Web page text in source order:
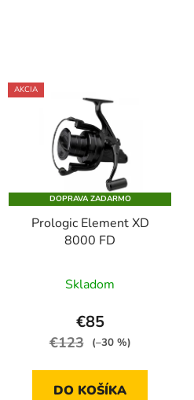
AKCIA
DOPRAVA ZADARMO
Prologic Element XD
8000 FD
hodnotenie
produktu
je
Skladom
€85
€123 (–30 %)
DO KOŠÍKA